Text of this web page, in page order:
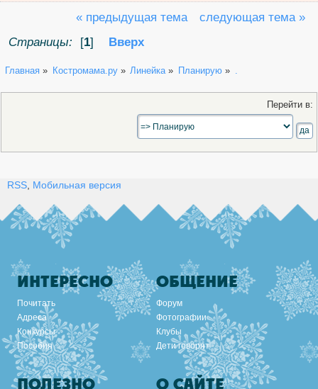
« предыдущая тема
следующая тема »
Страницы:
[1] Вверх
Главная » Костромама.ру» Линейка» Планирую» .
Перейти в:
RSS, Мобильная версия
ИНТЕРЕСНО
Почитать
Адреса
Конкурсы
Пособия
ОБЩЕНИЕ
Форум
Фотографии
Клубы
Дети говорят
ПОЛЕЗНО О САЙТЕ